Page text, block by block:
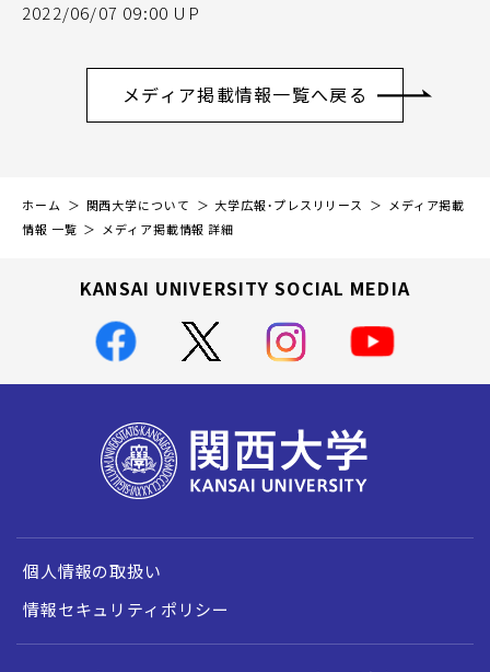
2022/06/07 09:00 UP
メディア掲載情報一覧へ戻る
ホーム 関西大学について 大学広報・プレスリリース
メディア掲載
情報 一覧
メディア掲載情報 詳細
KANSAI UNIVERSITY SOCIAL MEDIA
個人情報の取扱い
情報セキュリティポリシー